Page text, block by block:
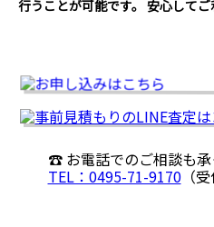
行うことが可能です。 安心してご
☎ お電話でのご相談も承
TEL：0495-71-9170（受